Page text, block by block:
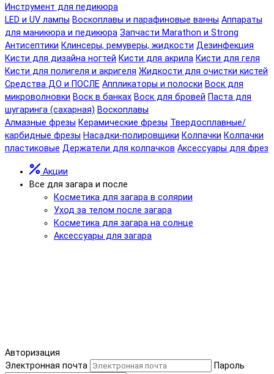
Инструмент для педикюра
LED и UV лампы Воскоплавы и парафиновые ванны Аппараты
для маникюра и педикюра Запчасти Marathon и Strong
Антисептики Клинсеры, ремуверы, жидкости Дезинфекция
Кисти для дизайна ногтей Кисти для акрила Кисти для геля
Кисти для полигеля и акригеля Жидкости для очистки кистей
Средства ДО и ПОСЛЕ Аппликаторы и полоски Воск для
микроволновки Воск в банках Воск для бровей Паста для
шугаринга (сахарная) Воскоплавы
Алмазные фрезы Керамические фрезы Твердосплавные/
карбидные фрезы Насадки-полировщики Колпачки Колпачки
пластиковые Держатели для колпачков Аксессуары для фрез
Акции
Все для загара и после
Косметика для загара в солярии
Уход за телом после загара
Косметика для загара на солнце
Аксессуары для загара
Авторизация
Электронная почта
Пароль